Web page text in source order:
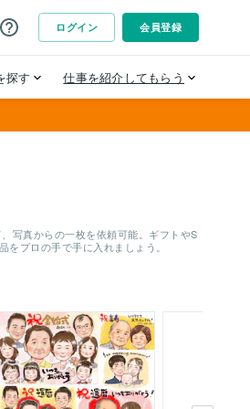
写真からの一枚を依頼可能。ギフトやS
プロの手で手に入れましょう。